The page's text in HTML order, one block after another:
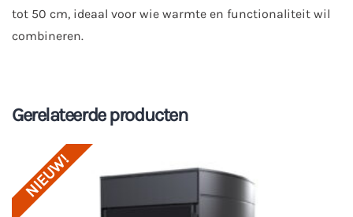
tot 50 cm, ideaal voor wie warmte en functionaliteit wil
combineren.
Gerelateerde producten
NIEUW!